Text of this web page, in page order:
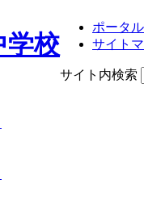
ポータ
サイト
サイト内検索